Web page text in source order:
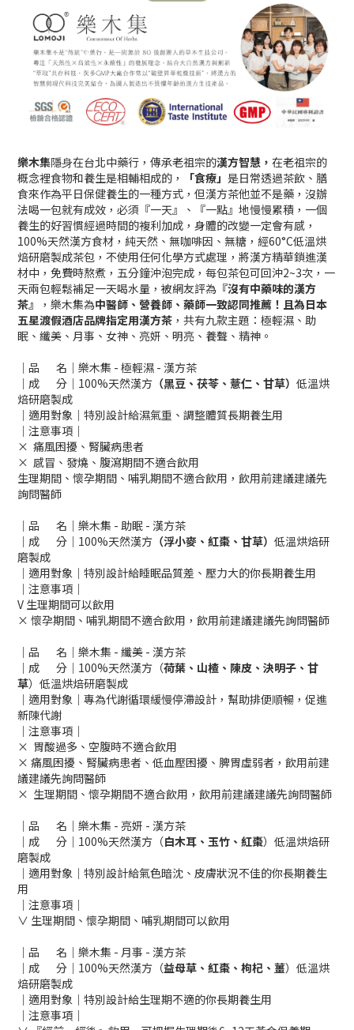
樂木集隱⾝在台北中藥行，傳承老祖宗的漢方智慧， 在老祖宗的
概念裡食物和養生是相輔相成的，
「食療」 是日常透過茶飲、膳
食來作為平日保健養生的一種方式，但漢方茶他並不是藥，沒辦
法喝一包就有成效，必須『一天』、『一點』地慢慢累積，一個
養生的好習慣經過時間的複利加成，身體的改變一定會有感，
100%天然漢方食材，純天然、無咖啡因、無糖，經60°C低溫烘
焙研磨製成茶包，不使用任何化學方式處理，將漢方精華鎖進漢
材中，免費時熬煮，五分鐘沖泡完成，每包茶包可回沖2~3次，一
天兩包輕鬆補足一天喝水量，被網友評為 『沒有中藥味的漢方
茶』
，樂木集為中醫師、營養師、藥師一致認同推薦！且為日本
五星渡假酒店品牌指定用漢方茶 ，共有九款主題：極輕濕、助
眠、纖美、月事、女神、亮妍、明亮、養聲、精神。
｜品 名｜樂木集 - 極輕濕 - 漢方茶
｜成 分｜100%天然漢方 （黑豆、茯苓、薏仁、甘草） 低溫烘
焙研磨製成
｜適用對象｜特別設計給濕氣重、調整體質長期養生用
｜注意事項｜
× 痛風困擾、腎臟病患者
× 感冒、發燒、腹瀉期間不適合飲用
生理期間、懷孕期間、哺乳期間不適合飲用，飲用前建議建議先
詢問醫師
｜品 名｜樂木集 - 助眠 - 漢方茶
｜成 分｜100%天然漢方 （浮小麥、紅棗、甘草） 低溫烘焙研
磨製成
｜適用對象｜特別設計給睡眠品質差、壓力大的你長期養生用
｜注意事項｜
V 生理期間可以飲用
× 懷孕期間、哺乳期間不適合飲用，飲用前建議建議先詢問醫師
｜品 名｜樂木集 - 纖美 - 漢方茶
｜成 分｜100%天然漢方（荷葉、山楂、陳皮、決明子、甘
草）低溫烘焙研磨製成
｜適用對象｜專為代謝循環緩慢停滯設計，幫助排便順暢，促進
新陳代謝
｜注意事項｜
× 胃酸過多、空腹時不適合飲用
× 痛風困擾、腎臟病患者、低血壓困擾、脾胃虛弱者，飲用前建
議建議先詢問醫師
× 生理期間、懷孕期間不適合飲用，飲用前建議建議先詢問醫師
｜品 名｜樂木集 - 亮妍 - 漢方茶
｜成 分｜100%天然漢方（白木耳、玉竹、紅棗）低溫烘焙研
磨製成
｜適用對象｜特別設計給氣色暗沈、皮膚狀況不佳的你長期養生
用
｜注意事項｜
∨ 生理期間、懷孕期間、哺乳期間可以飲用
｜品 名｜樂木集 - 月事 - 漢方茶
｜成 分｜100%天然漢方（益母草、紅棗、枸杞、薑）低溫烘
焙研磨製成
｜適用對象｜特別設計給生理期不適的你長期養生用
｜注意事項｜